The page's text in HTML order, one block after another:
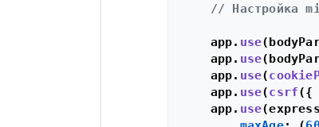
// Настройка
    app.
use
    app.
use
    app.
use(
    app.
use(csrf({
    app.
use